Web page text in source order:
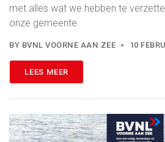
met alles wat we hebben te
onze gemeente.
BY BVNL VOORNE AAN ZEE 10
LEES MEER